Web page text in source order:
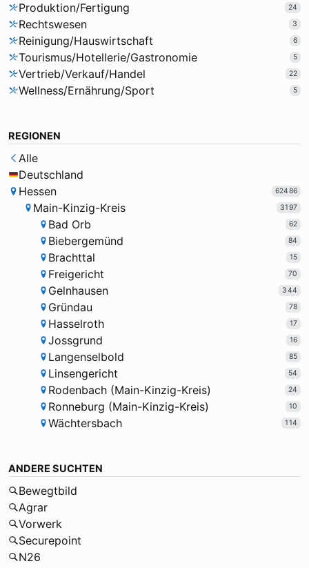
Produktion/Fertigung 24
Rechtswesen 3
Reinigung/Hauswirtschaft 6
Tourismus/Hotellerie/Gastronomie 5
Vertrieb/Verkauf/Handel 22
Wellness/Ernährung/Sport 5
REGIONEN
Alle
Deutschland
Hessen
62486
Main-Kinzig-Kreis 3197
Bad Orb 62
Biebergemünd 84
Brachttal 15
Freigericht 70
Gelnhausen 344
Gründau 78
Hasselroth 17
Jossgrund 16
Langenselbold 85
Linsengericht 54
Rodenbach (Main-Kinzig-Kreis) 24
Ronneburg (Main-Kinzig-Kreis) 10
Wächtersbach 114
ANDERE SUCHTEN
Bewegtbild
Agrar
Vorwerk
Securepoint
N26